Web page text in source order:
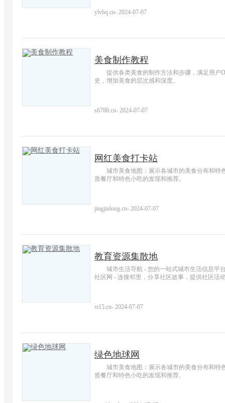
ylvbq.cn- 2024-07-07
美食制作教程
提供各类美食的制作方法和步骤，满足用
史，增加美食的层次感和深度。
s6788.cn- 2024-07-07
网红美食打卡站
城市美食地图：展示各城市的美食分布和特
质餐厅和特色小吃的发现和推荐。
jingjinlong.cn- 2024-07-07
教育资源集散地
城市生活导航 - 您的一站式城市生活信息平
社区网 - 连接邻里，分享社区故事，提供社区活
st15.cn- 2024-07-07
绿色地球网
城市美食地图：展示各城市的美食分布和特
质餐厅和特色小吃的发现和推荐。